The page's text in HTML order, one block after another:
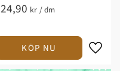
24,90 kr /dm